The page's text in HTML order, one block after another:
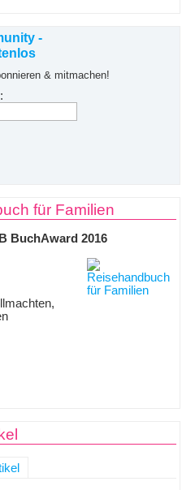
-
& mitmachen!
für Familien
BuchAward 2016